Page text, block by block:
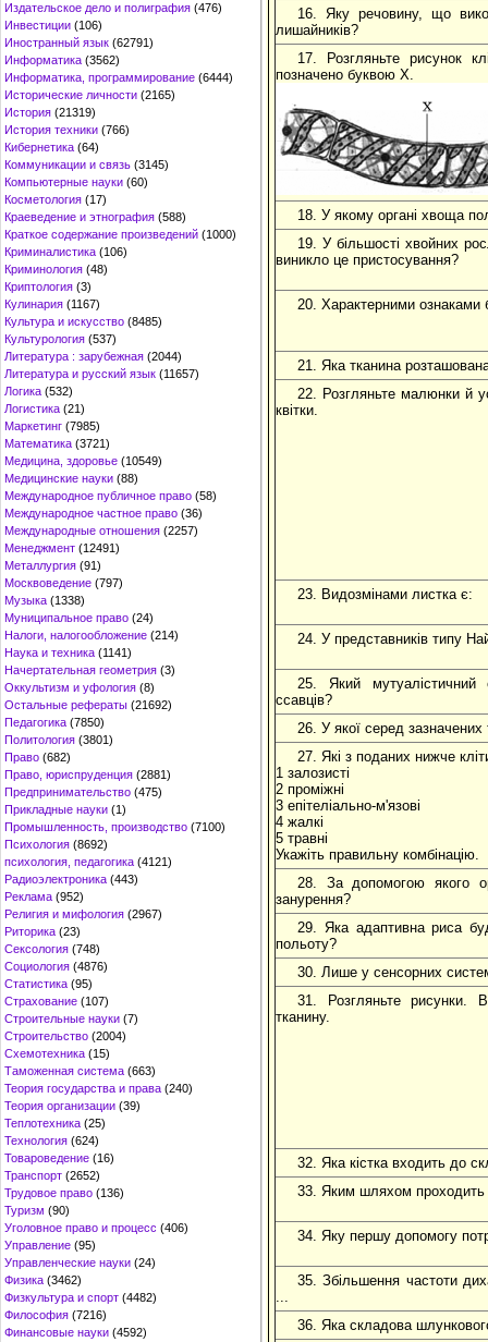
Издательское дело и полиграфия (476)
Инвестиции (106)
Иностранный язык (62791)
Информатика (3562)
Информатика, программирование (6444)
Исторические личности (2165)
История (21319)
История техники (766)
Кибернетика (64)
Коммуникации и связь (3145)
Компьютерные науки (60)
Косметология (17)
Краеведение и этнография (588)
Краткое содержание произведений (1000)
Криминалистика (106)
Криминология (48)
Криптология (3)
Кулинария (1167)
Культура и искусство (8485)
Культурология (537)
Литература : зарубежная (2044)
Литература и русский язык (11657)
Логика (532)
Логистика (21)
Маркетинг (7985)
Математика (3721)
Медицина, здоровье (10549)
Медицинские науки (88)
Международное публичное право (58)
Международное частное право (36)
Международные отношения (2257)
Менеджмент (12491)
Металлургия (91)
Москвоведение (797)
Музыка (1338)
Муниципальное право (24)
Налоги, налогообложение (214)
Наука и техника (1141)
Начертательная геометрия (3)
Оккультизм и уфология (8)
Остальные рефераты (21692)
Педагогика (7850)
Политология (3801)
Право (682)
Право, юриспруденция (2881)
Предпринимательство (475)
Прикладные науки (1)
Промышленность, производство (7100)
Психология (8692)
психология, педагогика (4121)
Радиоэлектроника (443)
Реклама (952)
Религия и мифология (2967)
Риторика (23)
Сексология (748)
Социология (4876)
Статистика (95)
Страхование (107)
Строительные науки (7)
Строительство (2004)
Схемотехника (15)
Таможенная система (663)
Теория государства и права (240)
Теория организации (39)
Теплотехника (25)
Технология (624)
Товароведение (16)
Транспорт (2652)
Трудовое право (136)
Туризм (90)
Уголовное право и процесс (406)
Управление (95)
Управленческие науки (24)
Физика (3462)
Физкультура и спорт (4482)
Философия (7216)
Финансовые науки (4592)
16. Яку речовину, що
лишайників?
17. Розгляньте рисунок
позначено буквою Х.
18. У якому органі хвоща
19. У більшості хвойних
виникло це пристосування?
20. Характерними ознаками
21. Яка тканина
22. Розгляньте малюнки й
квітки.
23. Видозмінами листка є:
24. У представників типу
25. Який мутуалістичний
ссавців?
26. У якої серед
27. Які з поданих нижче
1 залозисті
2 проміжні
3 епітеліально-м'язові
4 жалкі
5 травні
Укажіть правильну комбінацію.
28. За допомогою якого
занурення?
29. Яка адаптивна риса
польоту?
30. Лише у сенсорних
31. Розгляньте рисунки.
тканину.
32. Яка кістка входить до
33. Яким шляхом проходить
34. Яку першу допомогу
35. Збільшення частоти
...
36. Яка складова